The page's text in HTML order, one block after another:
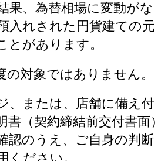
果、為替相場に変動がな
入れされた円貨建ての元
とがあります。
の対象ではありません。
、または、店舗に備え付
書（契約締結前交付書面）
認のうえ、ご自身の判断
ください。